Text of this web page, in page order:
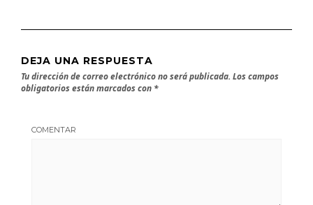
DEJA UNA RESPUESTA
Tu dirección de correo electrónico no será publicada. Los campos
obligatorios están marcados con *
COMENTAR